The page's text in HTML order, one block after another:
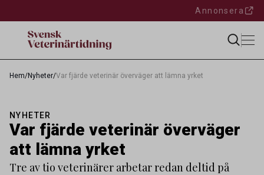
Annonsera
Hem/Nyheter/Var fjärde veterinär överväger att lämna yrket
NYHETER
Var fjärde veterinär överväger
att lämna yrket
Tre av tio veterinärer arbetar redan deltid på